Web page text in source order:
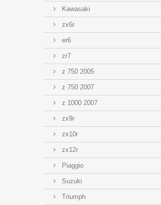
Kawasaki
zx6r
er6
zr7
z 750 2005
z 750 2007
z 1000 2007
zx9r
zx10r
zx12r
Piaggio
Suzuki
Triumph